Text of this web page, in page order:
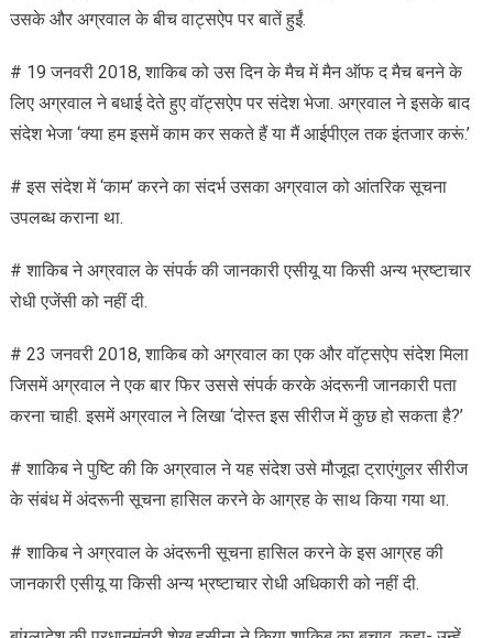
उसके और अग्रवाल के बीच वाट्सऐप पर बातें हुईं.
# 19 जनवरी 2018, शाकिब को उस दिन के मैच में मैन ऑफ द मैच बनने के
लिए अग्रवाल ने बधाई देते हुए वॉट्सऐप पर संदेश भेजा. अग्रवाल ने इसके बाद
संदेश भेजा ‘क्या हम इसमें काम कर सकते हैं या मैं आईपीएल तक इंतजार करूं.’
# इस संदेश में ‘काम’ करने का संदर्भ उसका अग्रवाल को आंतरिक सूचना
उपलब्ध कराना था.
# शाकिब ने अग्रवाल के संपर्क की जानकारी एसीयू या किसी अन्य भ्रष्टाचार
रोधी एजेंसी को नहीं दी.
# 23 जनवरी 2018, शाकिब को अग्रवाल का एक और वॉट्सऐप संदेश मिला
जिसमें अग्रवाल ने एक बार फिर उससे संपर्क करके अंदरूनी जानकारी पता
करना चाही. इसमें अग्रवाल ने लिखा ‘दोस्त इस सीरीज में कुछ हो सकता है?’
# शाकिब ने पुष्टि की कि अग्रवाल ने यह संदेश उसे मौजूदा ट्राएंगुलर सीरीज
के संबंध में अंदरूनी सूचना हासिल करने के आग्रह के साथ किया गया था.
# शाकिब ने अग्रवाल के अंदरूनी सूचना हासिल करने के इस आग्रह की
जानकारी एसीयू या किसी अन्य भ्रष्टाचार रोधी अधिकारी को नहीं दी.